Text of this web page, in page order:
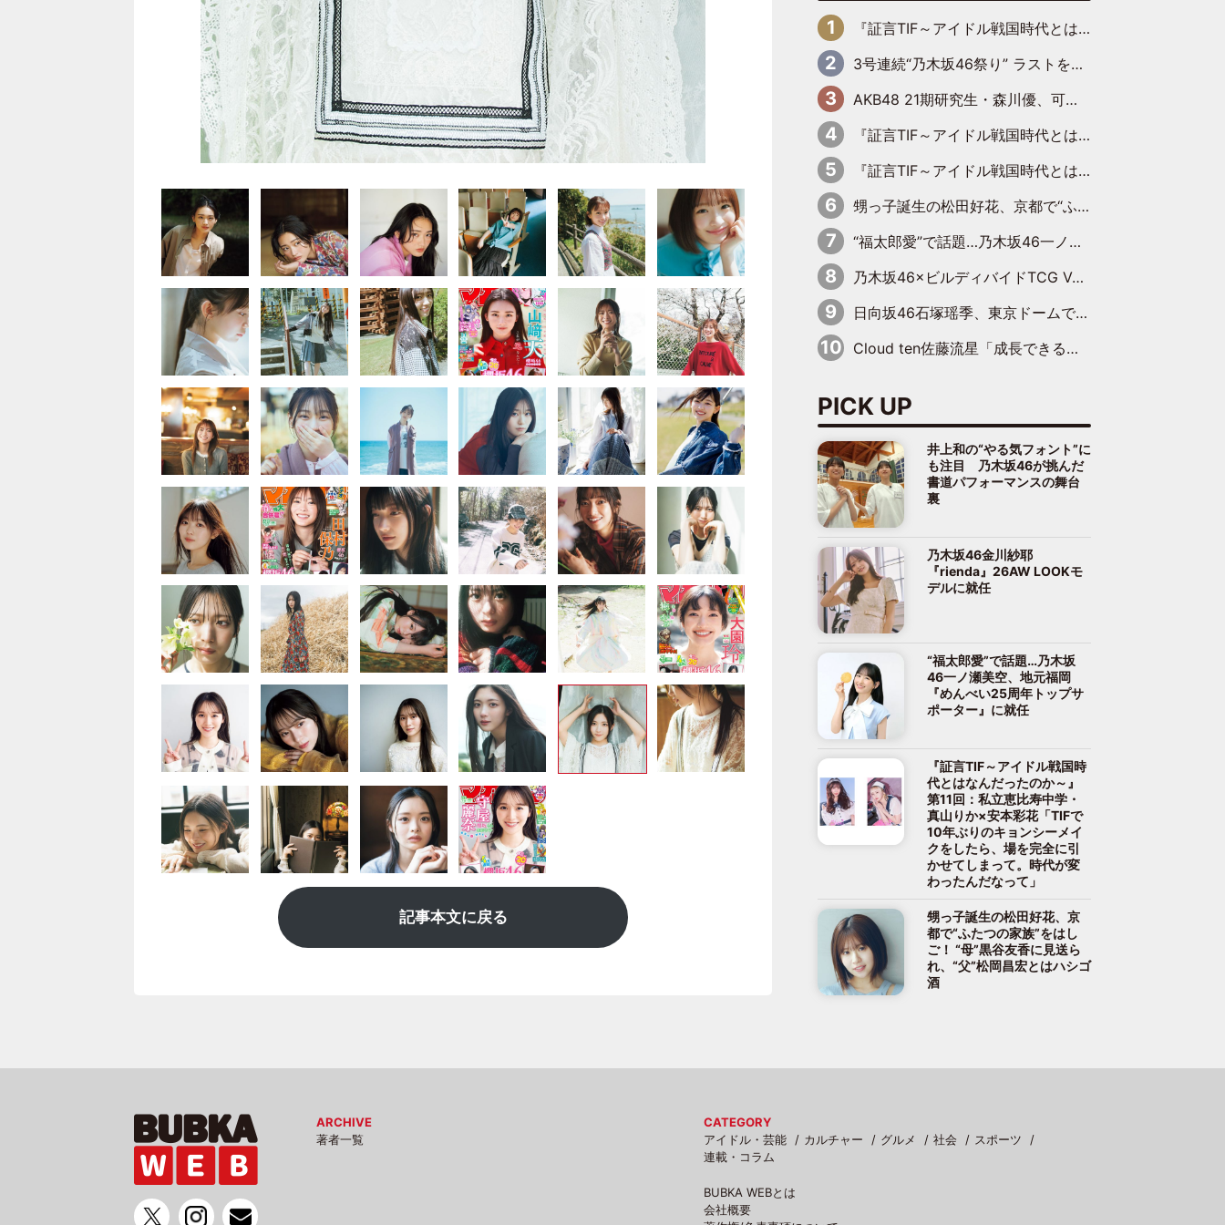
記事本文に戻る
『証言TIF～アイドル戦国時代とはなんだったのか～』第6回：でんぱ組.inc・古川未鈴×相沢梨紗「『ハロプロやりたかったな』って言ったら、夢眠ねむさんに『てめえはでんぱ組．incなんだよ！』って肩パンされて(笑)」
3号連続“乃木坂46祭り” ラストを飾るのは賀喜遥香…5年ぶりの登場に「5年分大人になった私を見ていただけたら」
AKB48 21期研究生・森川優、可愛さもある大人の女性に
『証言TIF～アイドル戦国時代とはなんだったのか～』第11回：私立恵比寿中学・真山りか×安本彩花「TIFで10年ぶりのキョンシーメイクをしたら、場を完全に引かせてしまって。時代が変わったんだなって」
『証言TIF～アイドル戦国時代とはなんだったのか～』第10回：さくら学院・武藤彩未×飯田らうら「正直、中3で辞めるというのを信じてなくて。そう言われてはいたけど、嘘でしょって」
甥っ子誕生の松田好花、京都で“ふたつの家族”をはしご！ “母”黒谷友香に見送られ、“父”松岡昌宏とはハシゴ酒
“福太郎愛”で話題…乃木坂46一ノ瀬美空、地元福岡『めんべい25周年トップサポーター』に就任
乃木坂46×ビルディバイドTCG Vol.2公開 賀喜遥香＆田村真佑が『京まふ』ステージに登壇
日向坂46石塚瑶季、東京ドームで“観戦バレ”！ ナイツ・塙も認めた「巨人に詳しすぎるアイドル」は元VENUSスクール生で杉内コーチ推し⁉
Cloud ten佐藤流星「成長できる余地がたくさん」、本田高優「何度見ても飽きない公演に」
PICK UP
井上和の“やる気フォント”に
も注目 乃木坂46が挑んだ
書道パフォーマンスの舞台
裏
乃木坂46金川紗耶
『rienda』26AW LOOKモ
デルに就任
“福太郎愛”で話題…乃木坂
46一ノ瀬美空、地元福岡
『めんべい25周年トップサ
ポーター』に就任
『証言TIF～アイドル戦国時
代とはなんだったのか～』
第11回：私立恵比寿中学・
真山りか×安本彩花「TIFで
10年ぶりのキョンシーメイ
クをしたら、場を完全に引
かせてしまって。時代が変
わったんだなって」
甥っ子誕生の松田好花、京
都で“ふたつの家族”をはし
ご！ “母”黒谷友香に見送ら
れ、“父”松岡昌宏とはハシゴ
酒
ARCHIVE
著者一覧
CATEGORY
アイドル・芸能
カルチャー グルメ 社会
スポーツ
連載・コラム
BUBKA WEBとは
会社概要